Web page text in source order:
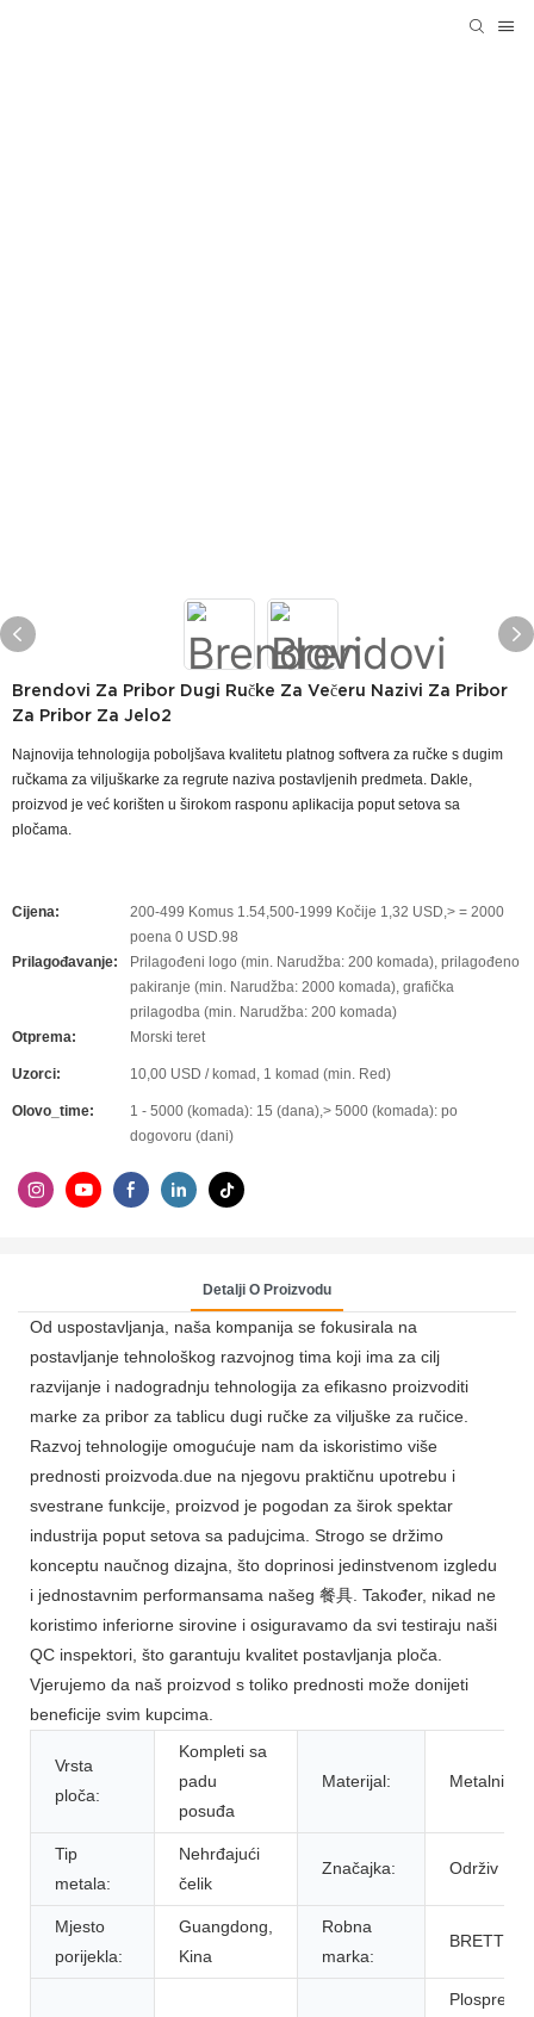
Brendovi Za Pribor Dugi Ručke Za Večeru Nazivi Za Pribor
Za Pribor Za Jelo2
Najnovija tehnologija poboljšava kvalitetu platnog softvera za ručke s dugim
ručkama za viljuškarke za regrute naziva postavljenih predmeta. Dakle,
proizvod je već korišten u širokom rasponu aplikacija poput setova sa
pločama.
Cijena:
200-499 Komus 1.54,500-1999 Kočije 1,32 USD,> = 2000
poena 0 USD.98
Prilagođavanje:
Prilagođeni logo (min. Narudžba: 200 komada), prilagođeno
pakiranje (min. Narudžba: 2000 komada), grafička
prilagodba (min. Narudžba: 200 komada)
Otprema:
Morski teret
Uzorci: 10,00 USD / komad, 1 komad (min. Red)
Olovo_time:
1 - 5000 (komada): 15 (dana),> 5000 (komada): po
dogovoru (dani)
Detalji O Proizvodu
Od uspostavljanja, naša kompanija se fokusirala na
postavljanje tehnološkog razvojnog tima koji ima za cilj
razvijanje i nadogradnju tehnologija za efikasno proizvoditi
marke za pribor za tablicu dugi ručke za viljuške za ručice.
Razvoj tehnologije omogućuje nam da iskoristimo više
prednosti proizvoda.due na njegovu praktičnu upotrebu i
svestrane funkcije, proizvod je pogodan za širok spektar
industrija poput setova sa padujcima. Strogo se držimo
konceptu naučnog dizajna, što doprinosi jedinstvenom izgledu
i jednostavnim performansama našeg 餐具. Također, nikad ne
koristimo inferiorne sirovine i osiguravamo da svi testiraju naši
QC inspektori, što garantuju kvalitet postavljanja ploča.
Vjerujemo da naš proizvod s toliko prednosti može donijeti
beneficije svim kupcima.
Vrsta
ploča:
Kompleti sa
padu
posuđa
Materijal: Metalni
Tip
metala:
Nehrđajući
čelik
Značajka: Održiv
Mjesto
porijekla:
Guangdong,
Kina
Robna
marka:
BRETT